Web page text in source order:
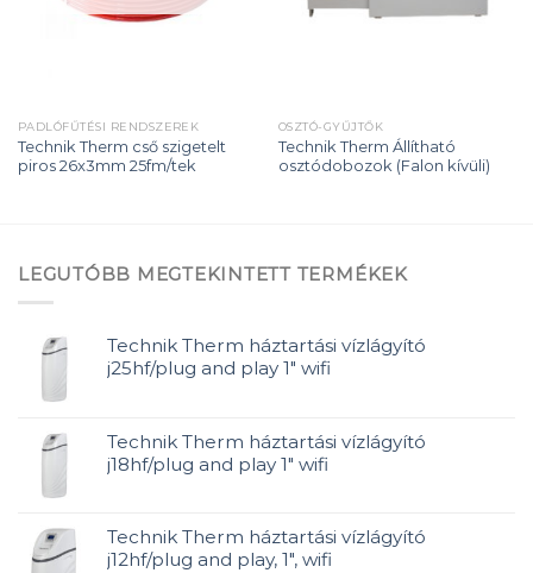
PADLÓFŰTÉSI RENDSZEREK
Technik Therm cső szigetelt
piros 26x3mm 25fm/tek
OSZTÓ-GYŰJTŐK
Technik Therm Állítható
osztódobozok (Falon kívüli)
LEGUTÓBB MEGTEKINTETT TERMÉKEK
Technik Therm háztartási vízlágyító
j25hf/plug and play 1" wifi
Technik Therm háztartási vízlágyító
j18hf/plug and play 1" wifi
Technik Therm háztartási vízlágyító
j12hf/plug and play, 1", wifi